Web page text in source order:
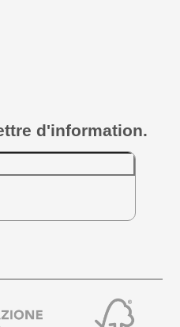
d'information.